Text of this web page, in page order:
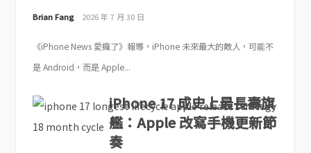
Brian Fang 2026 年 7 月 30 日
《iPhone News 愛瘋了》報導，iPhone 未來最大的敵人，可能不
是 Android，而是 Apple...
iPhone 17 成史上最長壽旗
艦：Apple 改寫手機更新節
奏